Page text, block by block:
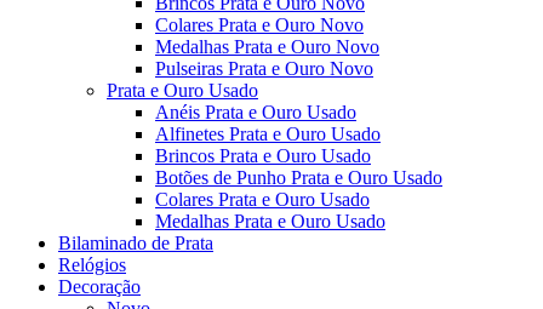
Colares Prata e Ouro Novo
Medalhas Prata e Ouro Novo
Pulseiras Prata e Ouro Novo
Prata e Ouro Usado
Anéis Prata e Ouro Usado
Alfinetes Prata e Ouro Usado
Brincos Prata e Ouro Usado
Botões de Punho Prata e Ouro Usado
Colares Prata e Ouro Usado
Medalhas Prata e Ouro Usado
Bilaminado de Prata
Relógios
Decoração